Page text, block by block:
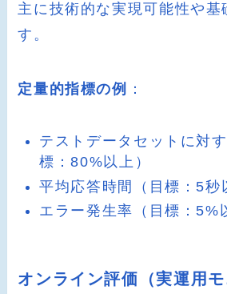
主に技術的な実現可能性や基
す。
定量的指標の例 ：
テストデータセットに対
標：80%以上）
平均応答時間（目標：5秒
エラー発生率（目標：5%
オンライン評価（実運用モ